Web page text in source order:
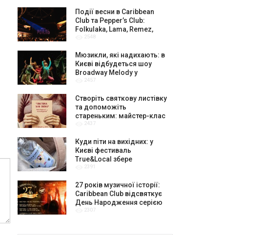
Події весни в Caribbean
Club та Pepper’s Club:
Folkulaka, Lama, Remez,
вар’єте «Рояль» і триб’ют-
2548
Мюзикли, які надихають: в
Києві відбудеться шоу
Broadway Melody у
виконанні юних артистів
2457
Створіть святкову листівку
та допоможіть
стареньким: майстер-клас
від БФ «Юлині Бабусі» на
2437
Куди піти на вихідних: у
Києві фестиваль
True&Local збере
крафтярів, лекторів і гурт
2391
27 років музичної історії:
Caribbean Club відсвяткує
День Народження серією
благодійних подій
2307